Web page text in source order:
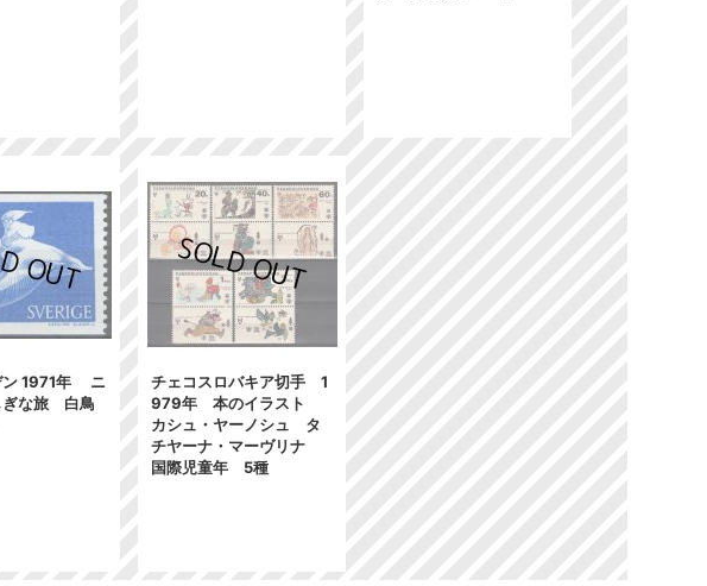
ン 1971年 ニ
ぎな旅 白鳥
チェコスロバキア切手 1
979年 本のイラスト
カシュ・ヤーノシュ タ
チヤーナ・マーヴリナ
国際児童年 5種